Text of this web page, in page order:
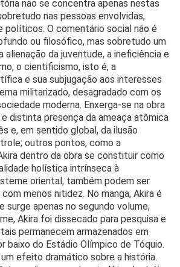
não se concentra apenas nestas
nas pessoas envolvidas,
políticos. O comentário social não é
ou filosófico, mas sobretudo um
alienação da juventude, a ineficiência e
o cientificismo, isto é, a
e sua subjugação aos interesses
militarizado, desagradado com os
moderna. Enxerga-se na obra
distinta presença da ameaça atômica
e, em sentido global, da ilusão
outros pontos, como a
dentro da obra se constituir como
holística intrínseca à
oriental, também podem ser
menos nitidez. No manga, Akira é
surge apenas no segundo volume,
Akira foi dissecado para pesquisa e
permanecem armazenados em
baixo do Estádio Olímpico de Tóquio.
efeito dramático sobre a história.